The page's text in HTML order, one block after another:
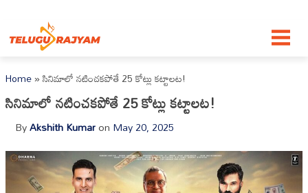
Home»సినిమాలో నటించకపోతే 25 కోట్లు కట్టాలట!
సినిమాలో నటించకపోతే 25 కోట్లు కట్టాలట!
ByAkshith Kumaron May 20, 2025